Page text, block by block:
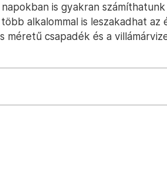
is gyakran
alkalommal is leszakadhat az
méretű csapadék és a